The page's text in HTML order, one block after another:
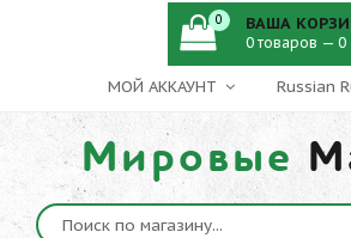
МОЙ АККАУНТ
Мировые
0 ВАША
0 товаров — 0